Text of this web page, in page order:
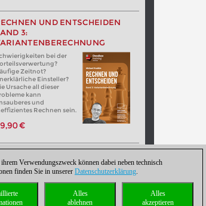
UND ENTSCHEIDEN
3:
bei der
Zeitnot?
Einsteller?
Ursache all dieser
kann
und
Rechnen sein.
€
Verwendungszweck können dabei neben technisch
finden Sie in unserer Datenschutzerklärung.
Alles
akzeptieren
Alles
ablehnen